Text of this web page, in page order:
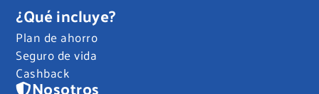
¿Qué incluye?
Plan de ahorro
Seguro de vida
Cashback
Nosotros